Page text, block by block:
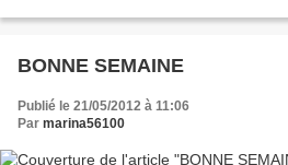
BONNE SEMAINE
Publié le 21/05/2012 à 11:06
Par marina56100